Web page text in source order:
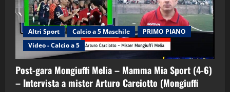
Altri Sport Calcio a 5 Maschile
PRIMO PIANO
Video - Calcio a 5
Post-gara Mongiuffi Melia – Mamma Mia Sport (4-6)
– Intervista a mister Arturo Carciotto (Mongiuffi